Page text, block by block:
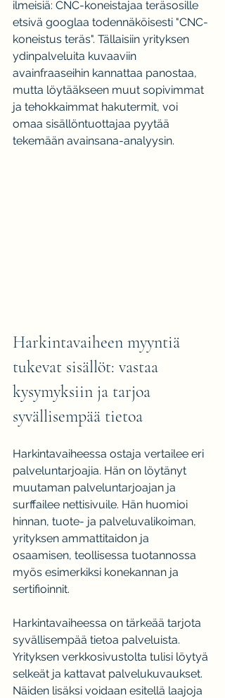
ilmeisiä: CNC-koneistajaa teräsosille
etsivä googlaa todennäköisesti "CNC-
koneistus teräs". Tällaisiin yrityksen
ydinpalveluita kuvaaviin
avainfraaseihin kannattaa panostaa,
mutta löytääkseen muut sopivimmat
ja tehokkaimmat hakutermit, voi
omaa sisällöntuottajaa pyytää
tekemään avainsana-analyysin.
Harkintavaiheen myyntiä
tukevat sisällöt: vastaa
kysymyksiin ja tarjoa
syvällisempää tietoa
Harkintavaiheessa ostaja vertailee eri
palveluntarjoajia. Hän on löytänyt
muutaman palveluntarjoajan ja
surffailee nettisivuile. Hän huomioi
hinnan, tuote- ja palveluvalikoiman,
yrityksen ammattitaidon ja
osaamisen, teollisessa tuotannossa
myös esimerkiksi konekannan ja
sertifioinnit.
Harkintavaiheessa on tärkeää tarjota
syvällisempää tietoa palveluista.
Yrityksen verkkosivustolta tulisi löytyä
selkeät ja kattavat palvelukuvaukset.
Näiden lisäksi voidaan esitellä laajoja